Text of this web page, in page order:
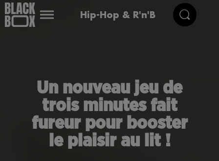
Hip-Hop & R'n'B
Un nouveau jeu de
trois minutes fait
fureur pour booster
le plaisir au lit !